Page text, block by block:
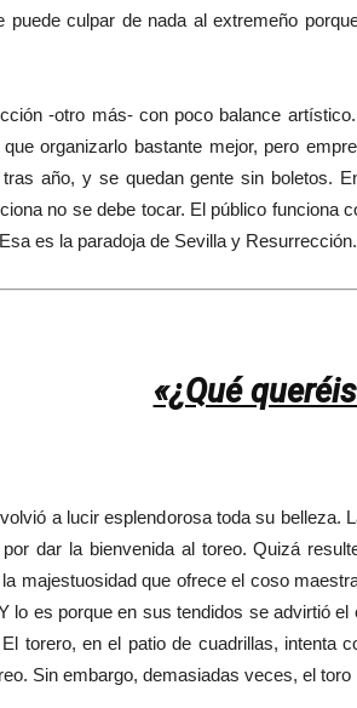
puede culpar de nada al extremeño
-otro más- con poco balance
organizarlo bastante mejor, pero
año, y se quedan gente sin boletos.
no se debe tocar. El público funciona
es la paradoja de Sevilla y Resurrección.
«¿Qué
a lucir esplendorosa toda su belleza.
dar la bienvenida al toreo. Quizá
majestuosidad que ofrece el coso
lo es porque en sus tendidos se advirtió
torero, en el patio de cuadrillas, intenta
Sin embargo, demasiadas veces, el toro